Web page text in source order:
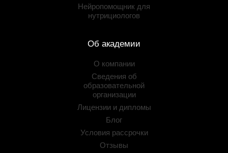
Нейропомощник для
нутрициологов
Об академии
О компании
Сведения об
образовательной
организации
Лицензии и дипломы
Блог
Условия рассрочки
Отзывы